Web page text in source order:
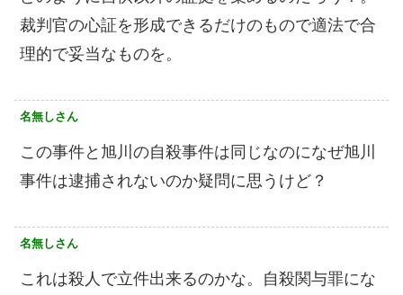
裁判官の心証を形成できるだけのもので適法で合
理的で妥当なものを。
名無しさん
この事件と旭川の自殺事件は同じなのになぜ旭川
事件は逮捕されないのか疑問に思うけど？
名無しさん
これは殺人で立件出来るのかな。自殺関与罪にな